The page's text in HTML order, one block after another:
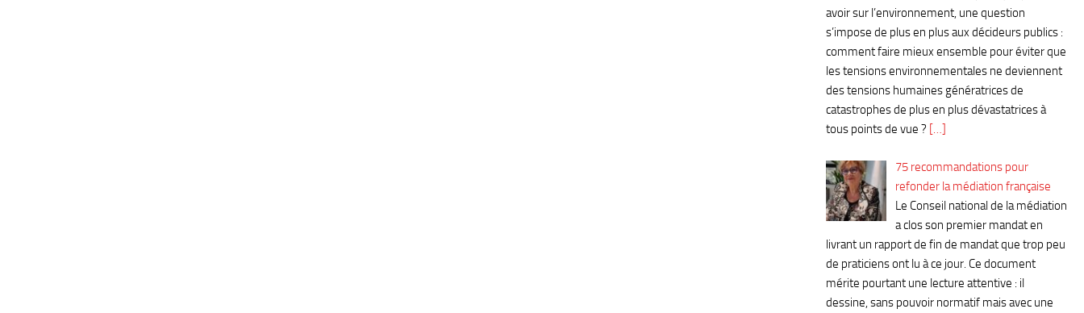
avoir sur l’environnement, une question
s’impose de plus en plus aux décideurs publics :
comment faire mieux ensemble pour éviter que
les tensions environnementales ne deviennent
des tensions humaines génératrices de
catastrophes de plus en plus dévastatrices à
tous points de vue ? […]
75 recommandations pour
refonder la médiation française
Le Conseil national de la médiation
a clos son premier mandat en
livrant un rapport de fin de mandat que trop peu
de praticiens ont lu à ce jour. Ce document
mérite pourtant une lecture attentive : il
dessine, sans pouvoir normatif mais avec une